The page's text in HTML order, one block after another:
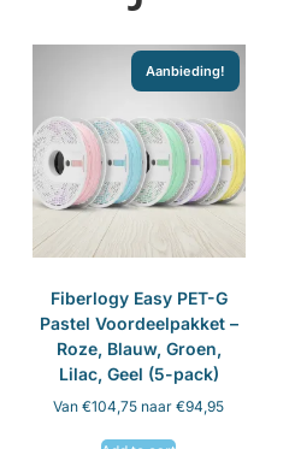
Aanbieding!
Fiberlogy Easy PET-G
Pastel Voordeelpakket –
Roze, Blauw, Groen,
Lilac, Geel (5-pack)
Van €104,75 naar €94,95